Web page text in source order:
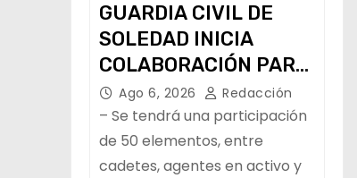
GUARDIA CIVIL DE
SOLEDAD INICIA
COLABORACIÓN PARA
LA VIGILANCIA Y LA
PAZ DURANTE LA
FENAPO
Ago 6, 2026 Redacción
– Se tendrá una participación
de 50 elementos, entre
cadetes, agentes en activo y